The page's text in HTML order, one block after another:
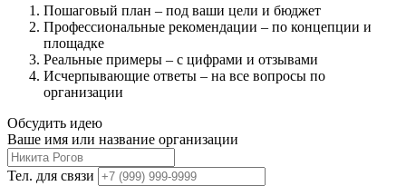
Пошаговый план – под ваши цели и бюджет
Профессиональные рекомендации – по концепции и
площадке
Реальные примеры – с цифрами и отзывами
Исчерпывающие ответы – на все вопросы по
организации
Обсудить идею
Ваше имя или название организации
Тел. для связи